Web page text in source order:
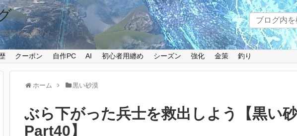
情報を纏めたプレイ日記
クーポン 自作PC AI 初心者用纏め シーズン 強化 金策 釣り
ホーム 黒い砂漠
ぶら下がった兵士を救出しよう【黒い
Part40】